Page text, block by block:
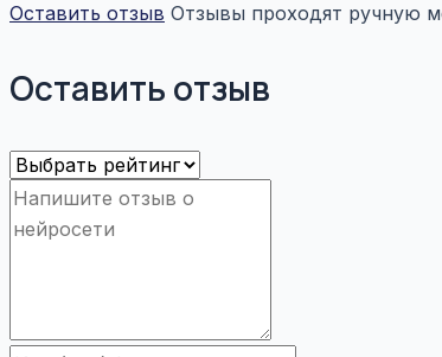
Оставить отзыв Отзывы проходят ручную
Оставить отзыв